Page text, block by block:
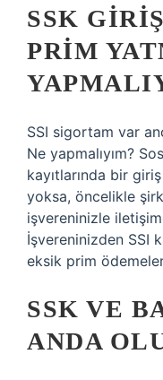
SSK
PRIM
SSI sigortam var
Ne yapmalıyım?
kayıtlarında bir
yoksa, öncelikle
işvereninizle
İşvereninizden SSI
eksik prim
SSK VE
ANDA